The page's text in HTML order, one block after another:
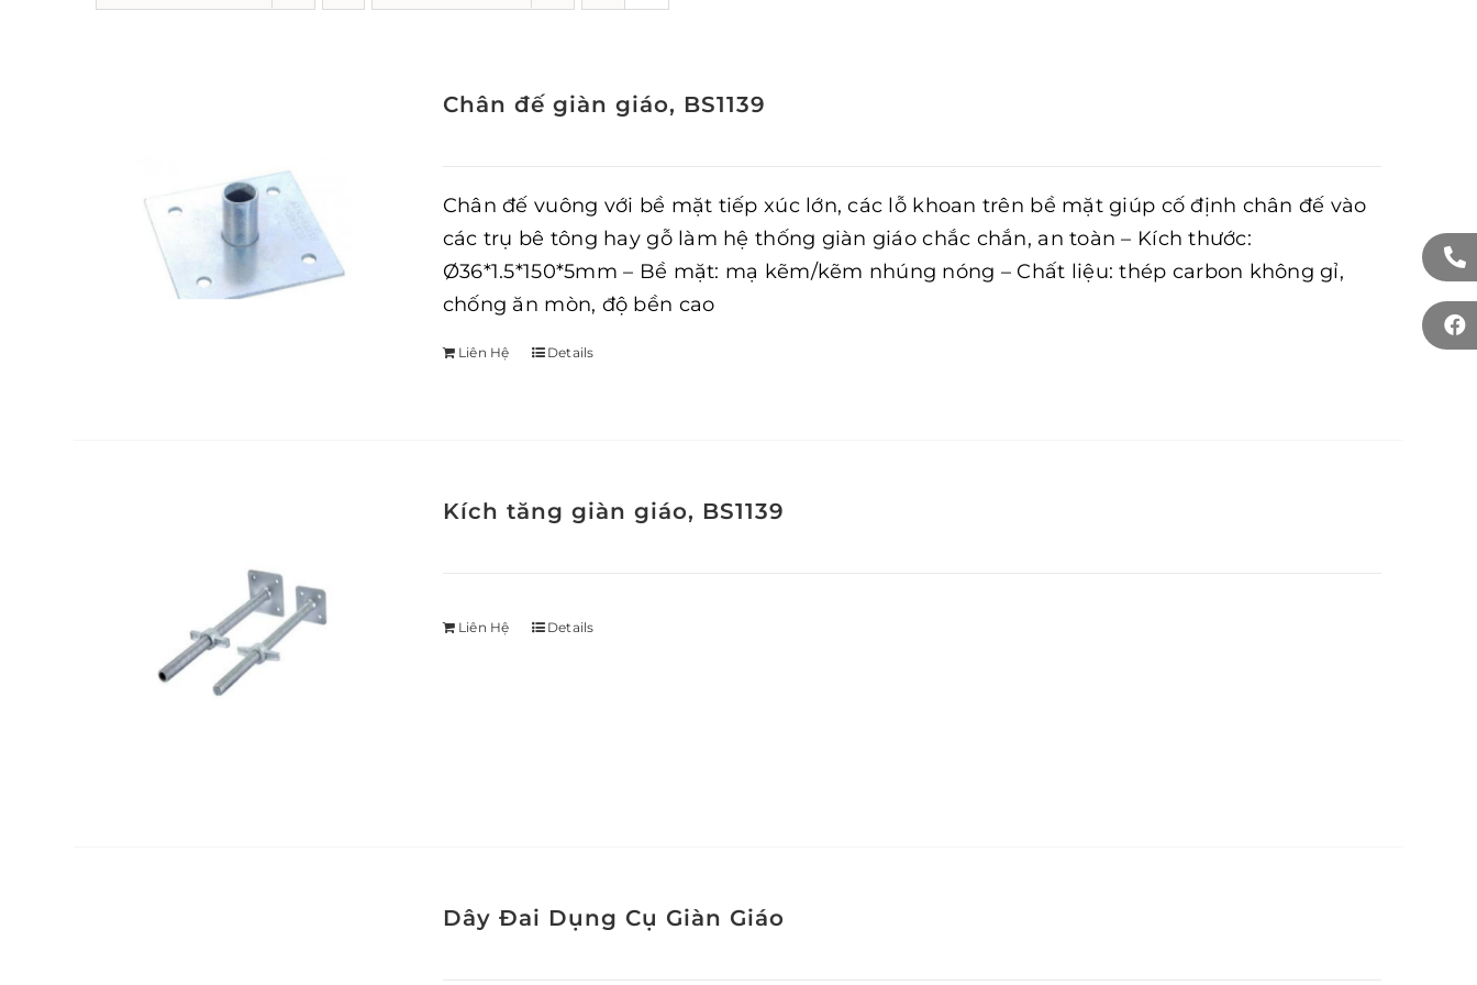
Chân đế giàn giáo, BS1139
Chân đế vuông với bề mặt tiếp xúc lớn, các lỗ khoan trên bề mặt giúp cố định chân đế vào
các trụ bê tông hay gỗ làm hệ thống giàn giáo chắc chắn, an toàn – Kích thước:
Ø36*1.5*150*5mm – Bề mặt: mạ kẽm/kẽm nhúng nóng – Chất liệu: thép carbon không gỉ,
chống ăn mòn, độ bền cao
Liên Hệ Details
Kích tăng giàn giáo, BS1139
Liên Hệ Details
Dây Đai Dụng Cụ Giàn Giáo